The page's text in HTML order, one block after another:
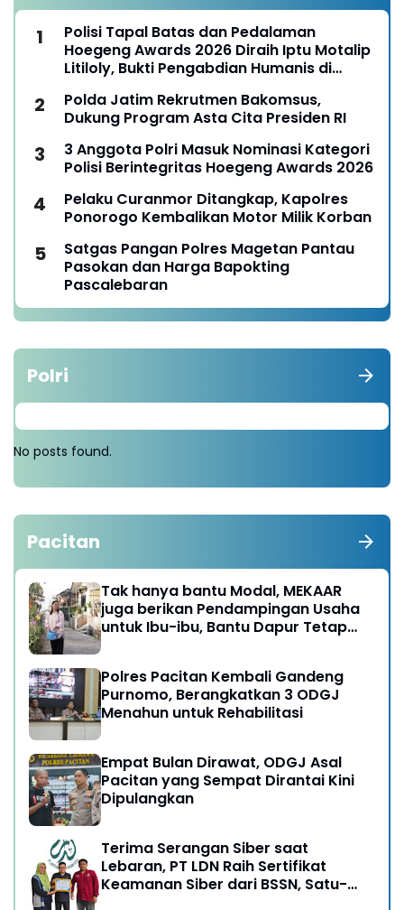
Polisi Tapal Batas dan Pedalaman
Hoegeng Awards 2026 Diraih Iptu Motalip
Litiloly, Bukti Pengabdian Humanis di
Polda Jatim Rekrutmen Bakomsus,
Dukung Program Asta Cita Presiden RI
3 Anggota Polri Masuk Nominasi Kategori
Polisi Berintegritas Hoegeng Awards 2026
Pelaku Curanmor Ditangkap, Kapolres
Ponorogo Kembalikan Motor Milik Korban
Satgas Pangan Polres Magetan Pantau
Pasokan dan Harga Bapokting
Pascalebaran
Polri
No posts found.
Pacitan
Tak hanya bantu Modal, MEKAAR
juga berikan Pendampingan Usaha
untuk Ibu-ibu, Bantu Dapur Tetap
Polres Pacitan Kembali Gandeng
Purnomo, Berangkatkan 3 ODGJ
Menahun untuk Rehabilitasi
Empat Bulan Dirawat, ODGJ Asal
Pacitan yang Sempat Dirantai Kini
Dipulangkan
Terima Serangan Siber saat
Lebaran, PT LDN Raih Sertifikat
Keamanan Siber dari BSSN, Satu-